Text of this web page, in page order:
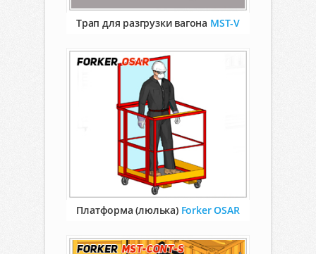
Трап для разгрузки вагона MST-V
Платформа (люлька) Forker OSAR